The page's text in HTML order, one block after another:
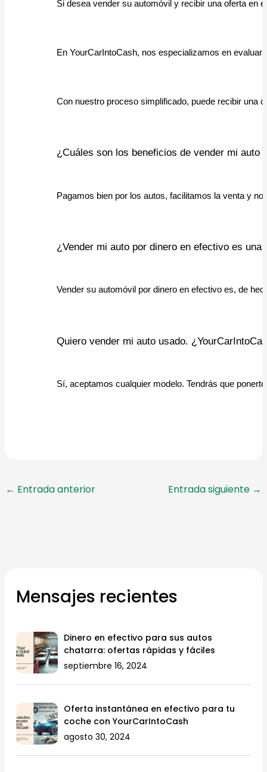
Si desea vender su automóvil y recibir una oferta en
En YourCarIntoCash, nos especializamos en
Con nuestro proceso simplificado, puede recibir una
¿Cuáles son los beneficios de vender mi auto
Pagamos bien por los autos, facilitamos la venta y
¿Vender mi auto por dinero en efectivo es
Vender su automóvil por dinero en efectivo es, de
Quiero vender mi auto usado.
Sí, aceptamos cualquier modelo. Tendrás que
← Entrada anterior Entrada siguiente →
Mensajes recientes
Dinero en efectivo para sus autos
chatarra: ofertas rápidas y fáciles
septiembre 16, 2024
Oferta instantánea en efectivo para tu
coche con YourCarIntoCash
agosto 30, 2024